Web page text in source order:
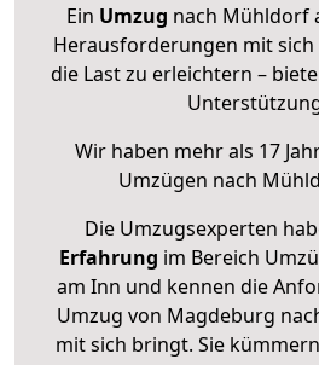
Ein Umzug nach Mühldorf
Herausforderungen mit
die Last zu erleichtern –
Wir haben mehr als 17
Umzügen nach
Die Umzugsexperten
Erfahrung im Bereich
am Inn und kennen die
Umzug von Magdeburg
mit sich bringt. Sie